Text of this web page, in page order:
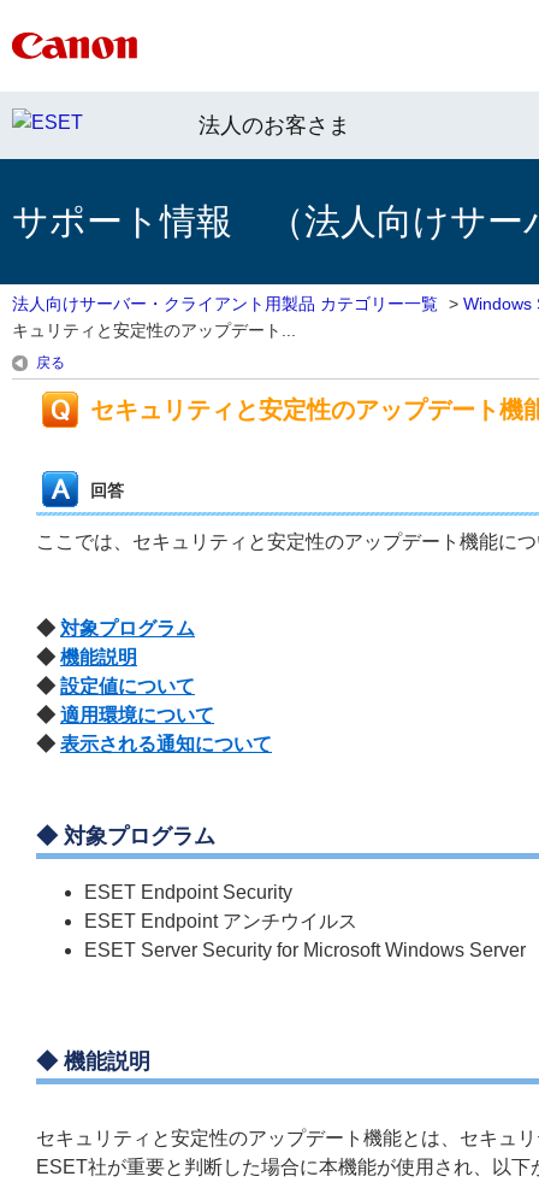
法人のお客さま
サポート情報 （法人向けサー
法人向けサーバー・クライアント用製品 カテゴリー一覧 > Windows
キュリティと安定性のアップデート...
戻る
セキュリティと安定性のアップデート機
回答
ここでは、セキュリティと安定性のアップデート機能に
◆ 対象プログラム
◆ 機能説明
◆ 設定値について
◆ 適用環境について
◆ 表示される通知について
◆ 対象プログラム
ESET Endpoint Security
ESET Endpoint アンチウイルス
ESET Server Security for Microsoft Windows Server
◆ 機能説明
セキュリティと安定性のアップデート機能とは、セキュ
ESET社が重要と判断した場合に本機能が使用され、以下